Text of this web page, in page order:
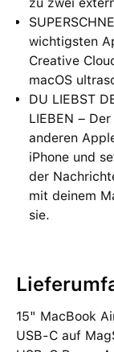
wichtigsten
Creative
macOS
DU LIEBST
LIEBEN –
anderen
iPhone und
der
mit deinem
sie.
15" MacBook
USB‑C auf